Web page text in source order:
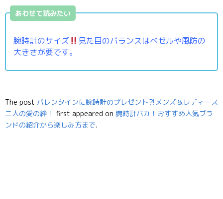
あわせて読みたい
腕時計のサイズ
見た目のバランスはベゼルや風防の
大きさが要です。
The post バレンタインに腕時計のプレゼント⁈メンズ＆レディース
二人の愛の絆！ first appeared on 腕時計バカ！おすすめ人気ブラ
ンドの紹介から楽しみ方まで.